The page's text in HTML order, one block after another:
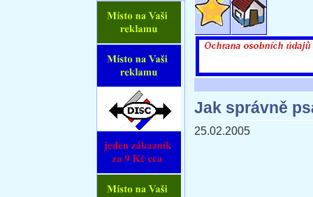
Jak správně
25.02.2005